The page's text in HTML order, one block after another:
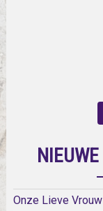
Onze Lieve